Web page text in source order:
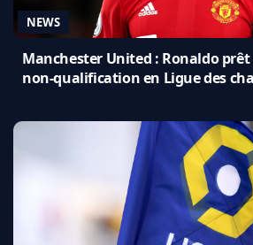
NEWS
Manchester United : Ronaldo
non-qualification en Ligue des